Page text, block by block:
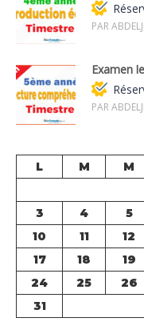
PAR
Examen
PAR
L
M M
3
4 5
10
11 12
17
18 19
24
25 26
31